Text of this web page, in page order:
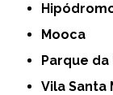
Mooca
Parque
Vila